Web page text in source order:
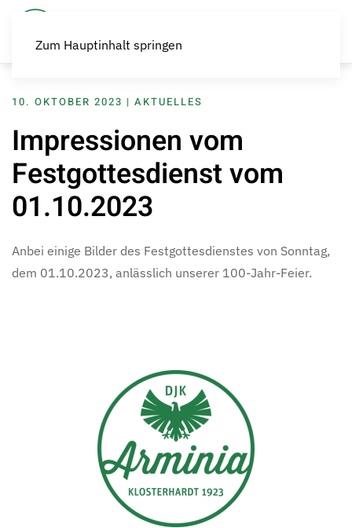
Zum Hauptinhalt springen
10. OKTOBER 2023 | AKTUELLES
Impressionen vom
Festgottesdienst vom
01.10.2023
Anbei einige Bilder des Festgottesdienstes von Sonntag,
dem 01.10.2023, anlässlich unserer 100-Jahr-Feier.